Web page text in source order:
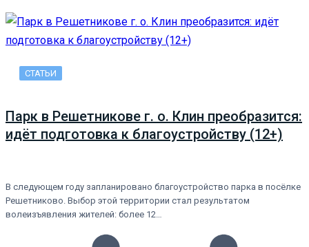
СТАТЬИ
Парк в Решетникове г. о. Клин преобразится:
идёт подготовка к благоустройству (12+)
В следующем году запланировано благоустройство парка в посёлке
Решетниково. Выбор этой территории стал результатом
волеизъявления жителей: более 12…